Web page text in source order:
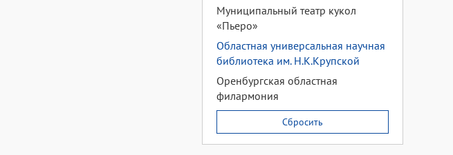
Муниципальный театр кукол
«Пьеро»
Областная универсальная научная
библиотека им. Н.К.Крупской
Оренбургская областная
филармония
Сбросить